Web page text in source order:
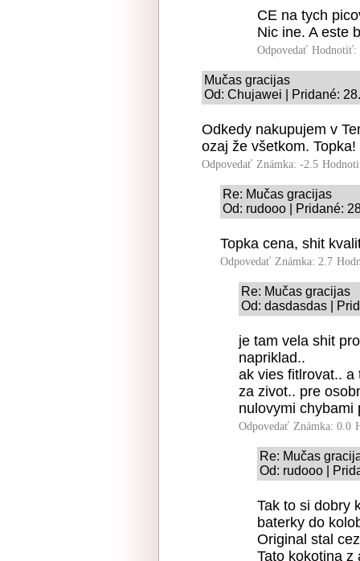
CE na tych
Nic ine. A este
Odpovedať Hodnotiť:
Mučas gracijas
Od: Chujawei | Pridané:
Odkedy nakupujem v
ozaj že všetkom. Topka!
Odpovedať Známka: -2.5
Re: Mučas gracijas
Od: rudooo | Pridané:
Topka cena, shit
Odpovedať Známka: 2.7
Re: Mučas gracijas
Od: dasdasdas |
je tam vela shit
napriklad..
ak vies fitlrovat.. a
za zivot.. pre
nulovymi chybami
Odpovedať Známka: 0.0
Re: Mučas
Od: rudooo |
Tak to si dobry
baterky do
Original stal
Tato kokotina z